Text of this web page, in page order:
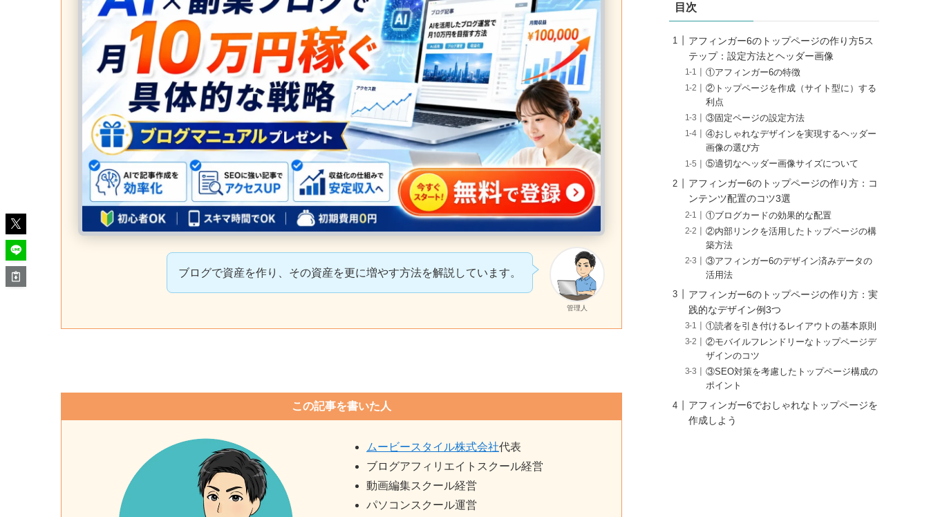
管理人
ブログで資産を作り、その資産を更に増やす方法を解説しています。
この記事を書いた人
ムービースタイル株式会社代表
ブログアフィリエイトスクール経営
動画編集スクール経営
パソコンスクール運営
目次
アフィンガー6のトップページの作り方5ス
テップ：設定方法とヘッダー画像
①アフィンガー6の特徴
②トップページを作成（サイト型に）する
利点
③固定ページの設定方法
④おしゃれなデザインを実現するヘッダー
画像の選び方
⑤適切なヘッダー画像サイズについて
アフィンガー6のトップページの作り方：コ
ンテンツ配置のコツ3選
①ブログカードの効果的な配置
②内部リンクを活用したトップページの構
築方法
③アフィンガー6のデザイン済みデータの
活用法
アフィンガー6のトップページの作り方：実
践的なデザイン例3つ
①読者を引き付けるレイアウトの基本原則
②モバイルフレンドリーなトップページデ
ザインのコツ
③SEO対策を考慮したトップページ構成の
ポイント
アフィンガー6でおしゃれなトップページを
作成しよう